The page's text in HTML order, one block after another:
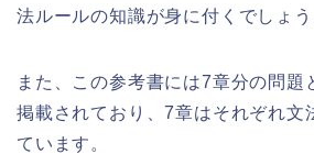
法ルールの知識が身に付くでしょう
また、この参考書には7章分の問題
掲載されており、7章はそれぞれ文
ています。